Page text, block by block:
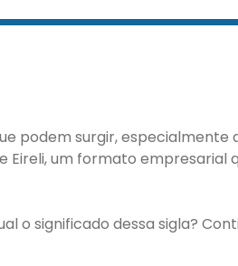
podem surgir, especialmente
Eireli, um formato empresarial
o significado dessa sigla?